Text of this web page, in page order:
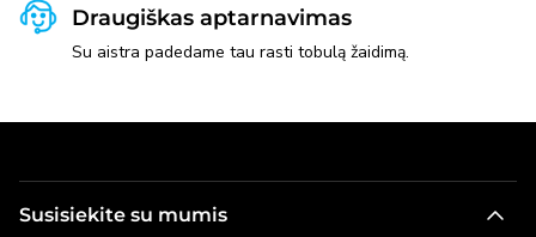
Draugiškas aptarnavimas
Su aistra padedame tau rasti tobulą žaidimą.
Susisiekite su mumis